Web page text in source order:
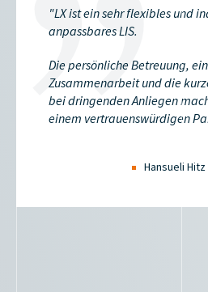
"LX ist ein sehr flexibles und
anpassbares LIS.
Die persönliche Betreuung,
Zusammenarbeit und die
bei dringenden Anliegen
einem vertrauenswürdigen
Hansueli Hitz